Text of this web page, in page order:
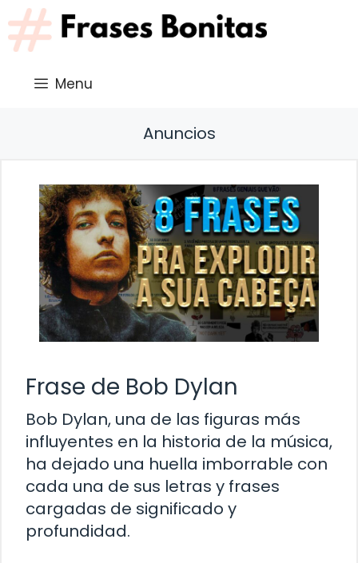
Saltar
al
contenido
Menu
Anuncios
Frase de Bob Dylan
Bob Dylan, una de las figuras más
influyentes en la historia de la música,
ha dejado una huella imborrable con
cada una de sus letras y frases
cargadas de significado y
profundidad.